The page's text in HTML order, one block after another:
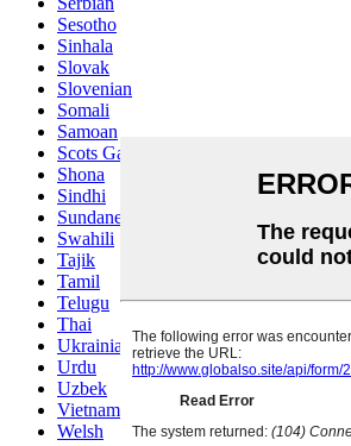
Sesotho
Sinhala
Slovak
Slovenian
Somali
Samoan
Scots Gaelic
Shona
Sindhi
Sundanese
Swahili
Tajik
Tamil
Telugu
Thai
Ukrainian
Urdu
Uzbek
Vietnamese
Welsh